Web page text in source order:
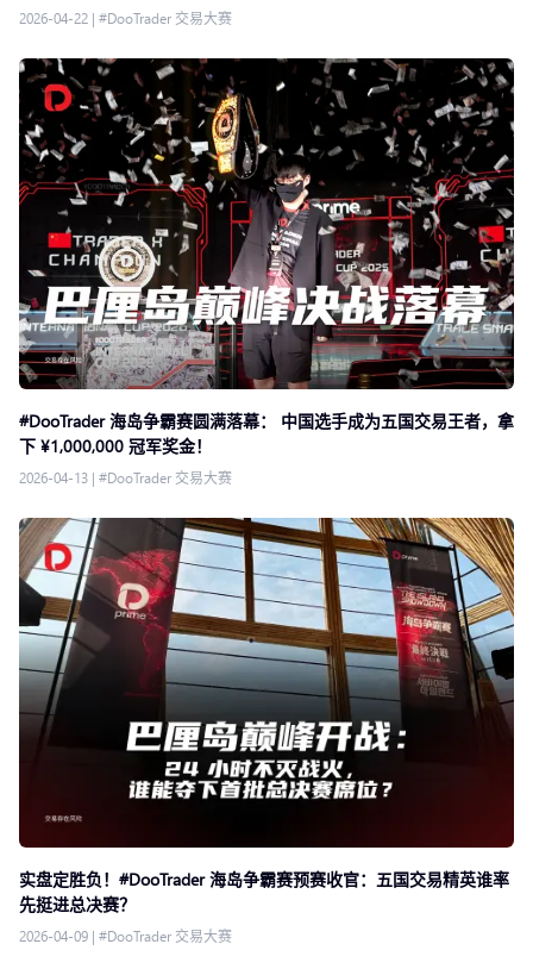
2026-04-22 | #DooTrader 交易大赛
#DooTrader 海岛争霸赛圆满落幕： 中国选手成为五国交易王者，拿
下 ¥1,000,000 冠军奖金！
2026-04-13 | #DooTrader 交易大赛
实盘定胜负！#DooTrader 海岛争霸赛预赛收官：五国交易精英谁率
先挺进总决赛？
2026-04-09 | #DooTrader 交易大赛